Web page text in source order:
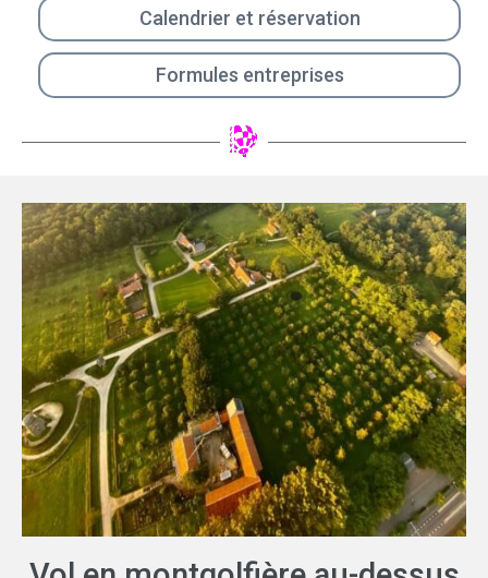
Calendrier et réservation
Formules entreprises